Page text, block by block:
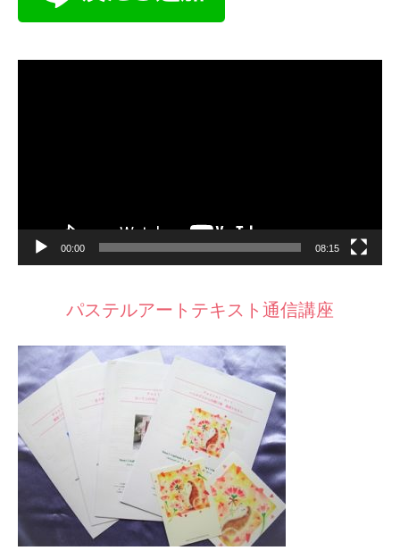
00:00 08:15
パステルアートテキスト通信講座